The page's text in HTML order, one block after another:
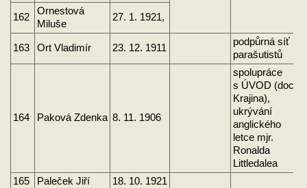
162
Ornestová
Miluše
27. 1. 1921,
163 Ort Vladimír 23. 12. 1911
podpůrná síť
parašutistů
164 Paková Zdenka 8. 11. 1906
spolupráce
s ÚVOD (doc.
Krajina),
ukrývání
anglického
letce mjr.
Ronalda
Littledalea
165
Paleček Jiří
18. 10. 1921